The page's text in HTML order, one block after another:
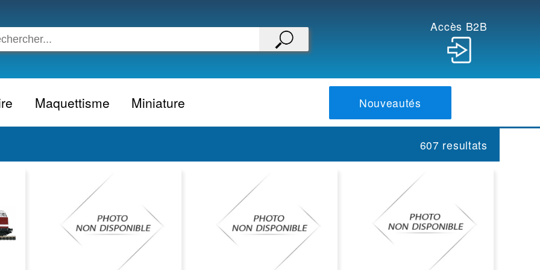
Accès B2B
Maquettisme
Militaire
Miniature
Rallye
Camion
Moto
Nouveautés
607 resultats